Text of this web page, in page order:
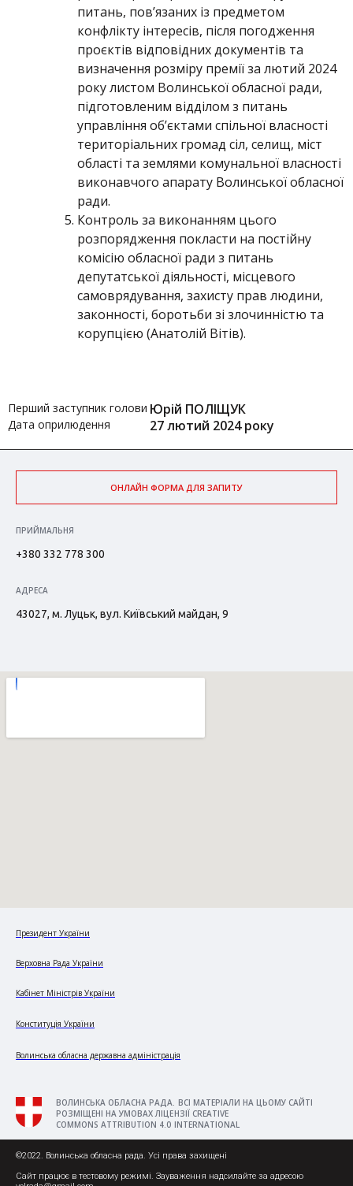
питань, пов’язаних із предметом
конфлікту інтересів, після погодження
проєктів відповідних документів та
визначення розміру премії за лютий 2024
року листом Волинської обласної ради,
підготовленим відділом з питань
управління об’єктами спільної власності
територіальних громад сіл, селищ, міст
області та землями комунальної власності
виконавчого апарату Волинської обласної
ради.
Контроль за виконанням цього
розпорядження покласти на постійну
комісію обласної ради з питань
депутатської діяльності, місцевого
самоврядування, захисту прав людини,
законності, боротьби зі злочинністю та
корупцією (Анатолій Вітів).
Перший заступник голови Юрій ПОЛІЩУК
Дата оприлюдення 27 лютий 2024 року
ОНЛАЙН ФОРМА ДЛЯ ЗАПИТУ
ПРИЙМАЛЬНЯ
+380 332 778 300
АДРЕСА
43027, м. Луцьк, вул. Київський майдан, 9
Президент України
Верховна Рада України
Кабінет Міністрів України
Конституція України
Волинська обласна державна адміністрація
ВОЛИНСЬКА ОБЛАСНА РАДА. ВСІ МАТЕРІАЛИ НА ЦЬОМУ САЙТІ
РОЗМІЩЕНІ НА УМОВАХ ЛІЦЕНЗІЇ CREATIVE
COMMONS ATTRIBUTION 4.0 INTERNATIONAL
©2022. Волинська обласна рада. Усі права захищені
Сайт працює в тестовому режимі. Зауваження надсилайте за адресою